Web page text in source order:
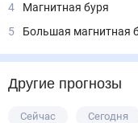
4
Магнитная буря
5
Большая магнитная
Другие прогнозы
Сейчас Сегодня